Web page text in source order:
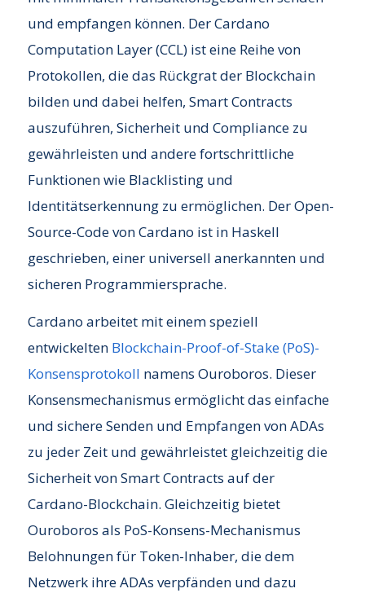
und empfangen können. Der Cardano
Computation Layer (CCL) ist eine Reihe von
Protokollen, die das Rückgrat der Blockchain
bilden und dabei helfen, Smart Contracts
auszuführen, Sicherheit und Compliance zu
gewährleisten und andere fortschrittliche
Funktionen wie Blacklisting und
Identitätserkennung zu ermöglichen. Der Open-
Source-Code von Cardano ist in Haskell
geschrieben, einer universell anerkannten und
sicheren Programmiersprache.
Cardano arbeitet mit einem speziell
entwickelten Blockchain-Proof-of-Stake (PoS)-
Konsensprotokoll namens Ouroboros. Dieser
Konsensmechanismus ermöglicht das einfache
und sichere Senden und Empfangen von ADAs
zu jeder Zeit und gewährleistet gleichzeitig die
Sicherheit von Smart Contracts auf der
Cardano-Blockchain. Gleichzeitig bietet
Ouroboros als PoS-Konsens-Mechanismus
Belohnungen für Token-Inhaber, die dem
Netzwerk ihre ADAs verpfänden und dazu